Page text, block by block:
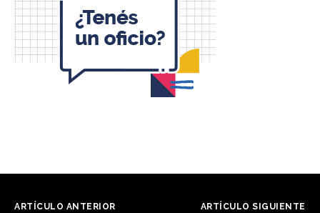
ARTÍCULO ANTERIOR ARTÍCULO SIGUIENTE